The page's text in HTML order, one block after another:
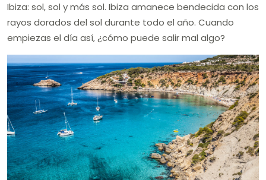
Ibiza: sol, sol y más sol. Ibiza amanece bendecida con los
rayos dorados del sol durante todo el año. Cuando
empiezas el día así, ¿cómo puede salir mal algo?